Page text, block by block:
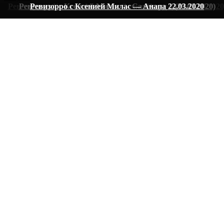
Ревизорро с Ксенией Милас — Санкт-Петербург
Ревизорро с Ксенией Милас — Салехард 2 (29.03.2020)
Ревизорро с Ксенией Милас — Анапа 22.03.2020